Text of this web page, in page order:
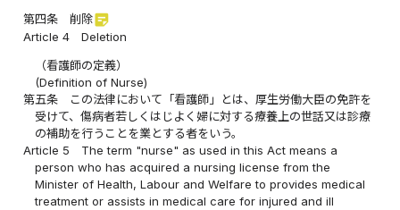
第四条 削除sticky_note_2
Article 4 Deletion
（看護師の定義）
(Definition of Nurse)
第五条
この法律において「看護師」とは、厚生労働大臣の免許を
受けて、傷病者若しくはじよく婦に対する療養上の世話又は診療
の補助を行うことを業とする者をいう。
Article 5
The term "nurse" as used in this Act means a
person who has acquired a nursing license from the
Minister of Health, Labour and Welfare to provides medical
treatment or assists in medical care for injured and ill